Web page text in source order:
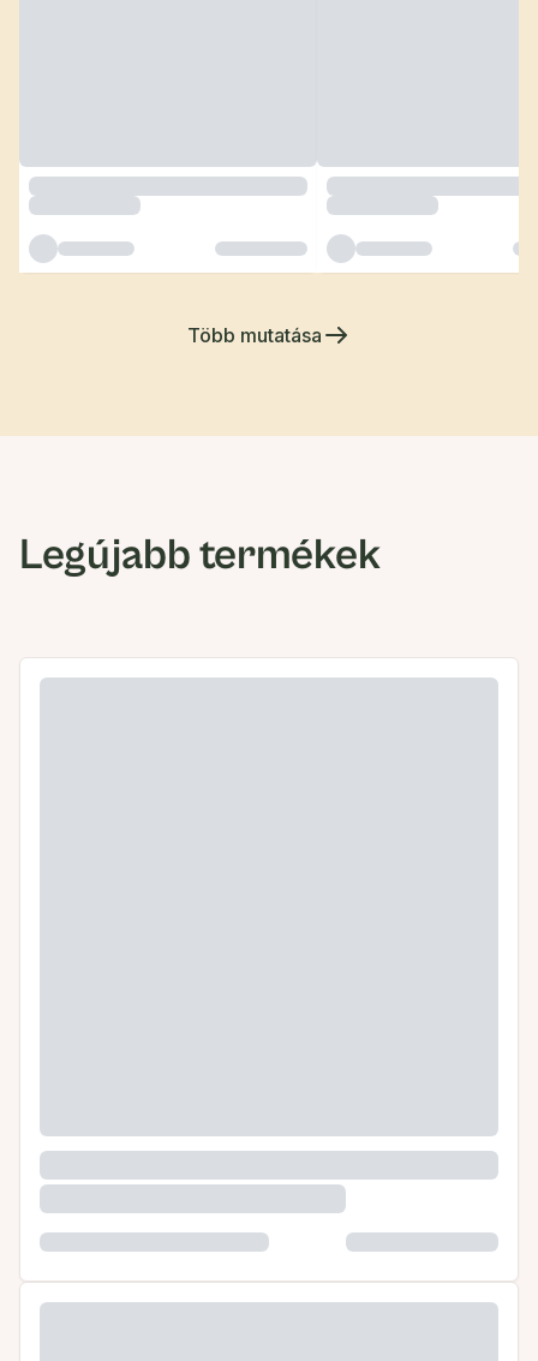
Több mutatása
Legújabb termékek